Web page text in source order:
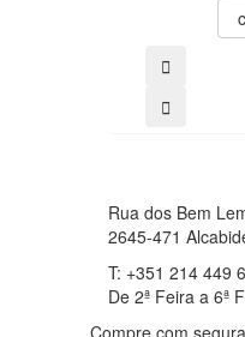
Rua dos Bem
2645-471
T: +351 214 449
De 2ª Feira a 6ª